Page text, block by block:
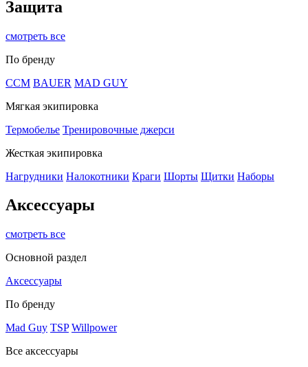
Защита
смотреть все
По бренду
CCM BAUER MAD GUY
Мягкая экипировка
Термобелье Тренировочные джерси
Жесткая экипировка
Нагрудники Налокотники Краги Шорты Щитки Наборы
Аксессуары
смотреть все
Основной раздел
Аксессуары
По бренду
Mad Guy TSP Willpower
Все аксессуары